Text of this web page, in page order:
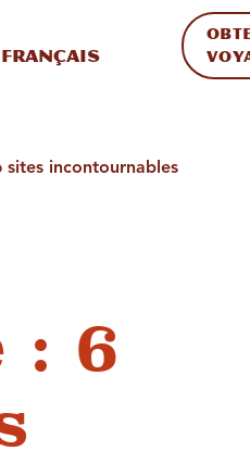
sur le site
vers
Français
sites incontournables
: 6